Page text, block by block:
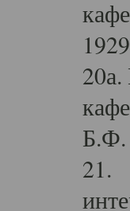
Б.Ф.
21.